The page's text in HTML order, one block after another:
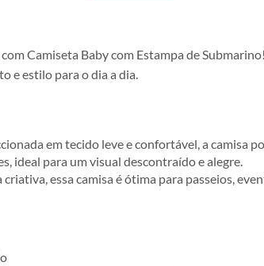
Camiseta Baby com Estampa de
e estilo para o dia a dia.
em tecido leve e confortável, a camisa
ideal para um visual descontraído e alegre.
essa camisa é ótima para passeios,